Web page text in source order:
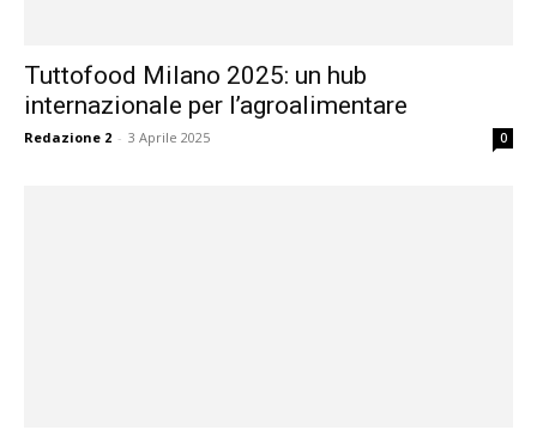
Tuttofood Milano 2025: un hub
internazionale per l’agroalimentare
Redazione 2 - 3 Aprile 2025 0